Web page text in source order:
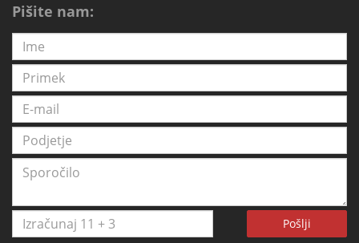
Pišite nam:
Pošlji